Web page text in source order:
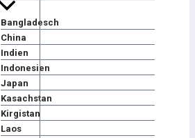
Bangladesch
China
Indien
Indonesien
Japan
Kasachstan
Kirgistan
Laos